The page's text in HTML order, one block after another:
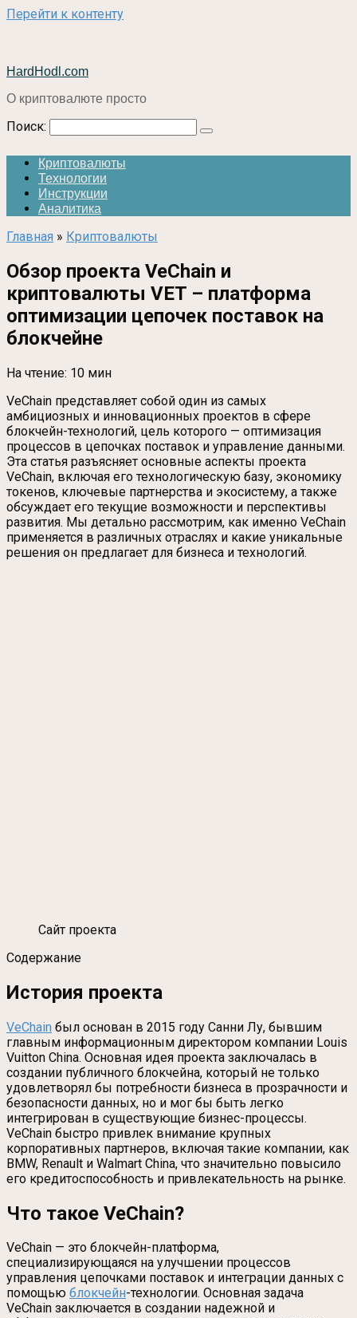
Перейти к контенту
HardHodl.com
О криптовалюте просто
Поиск:
Криптовалюты
Технологии
Инструкции
Аналитика
Главная » Криптовалюты
Обзор проекта VeChain и
криптовалюты VET – платформа
оптимизации цепочек поставок на
блокчейне
На чтение: 10 мин
VeChain представляет собой один из самых
амбициозных и инновационных проектов в сфере
блокчейн-технологий, цель которого — оптимизация
процессов в цепочках поставок и управление данными.
Эта статья разъясняет основные аспекты проекта
VeChain, включая его технологическую базу, экономику
токенов, ключевые партнерства и экосистему, а также
обсуждает его текущие возможности и перспективы
развития. Мы детально рассмотрим, как именно VeChain
применяется в различных отраслях и какие уникальные
решения он предлагает для бизнеса и технологий.
Сайт проекта
Содержание
История проекта
VeChain был основан в 2015 году Санни Лу, бывшим
главным информационным директором компании Louis
Vuitton China. Основная идея проекта заключалась в
создании публичного блокчейна, который не только
удовлетворял бы потребности бизнеса в прозрачности и
безопасности данных, но и мог бы быть легко
интегрирован в существующие бизнес-процессы.
VeChain быстро привлек внимание крупных
корпоративных партнеров, включая такие компании, как
BMW, Renault и Walmart China, что значительно повысило
его кредитоспособность и привлекательность на рынке.
Что такое VeChain?
VeChain — это блокчейн-платформа,
специализирующаяся на улучшении процессов
управления цепочками поставок и интеграции данных с
помощью блокчейн-технологии. Основная задача
VeChain заключается в создании надежной и